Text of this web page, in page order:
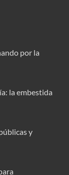
por la
la embestida
y